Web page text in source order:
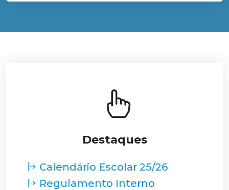
Destaques
Calendário Escolar 25/26
Regulamento Interno